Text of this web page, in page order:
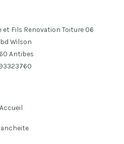
et Fils Renovation Toiture 06
Wilson
Antibes
Accueil